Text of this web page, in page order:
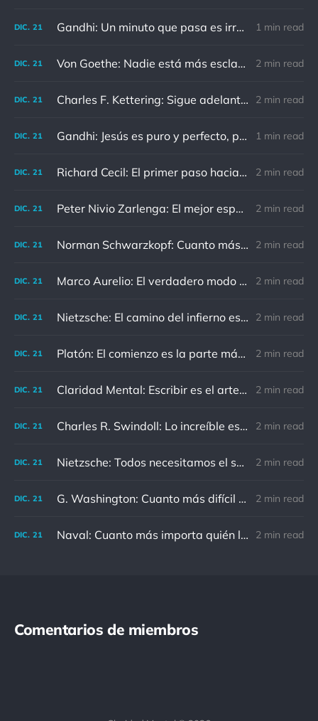
DIC. 21 Gandhi: Un minuto que pasa es irrecuperable. Conociendo esto, ¿cómo podemos malgastar tantas horas? 1 min read
DIC. 21 Von Goethe: Nadie está más esclavizado que aquellos que falsamente creen que son libres. 2 min read
DIC. 21 Charles F. Kettering: Sigue adelante, y es probable que tropieces con algo, tal vez cuando menos lo esperes. Nunca he escuchado hablar de alguien algu 2 min read
DIC. 21 Gandhi: Jesús es puro y perfecto, pero vosotros los cristianos no sois como él. 1 min read
DIC. 21 Richard Cecil: El primer paso hacia el conocimiento es saber que somos ignorantes. 2 min read
DIC. 21 Peter Nivio Zarlenga: El mejor espejo es un viejo amigo. 2 min read
DIC. 21 Norman Schwarzkopf: Cuanto más sudes por la paz, menos sangras por la guerra. 2 min read
DIC. 21 Marco Aurelio: El verdadero modo de vengarse de un enemigo es no parecérsele. 2 min read
DIC. 21 Nietzsche: El camino del infierno está asfaltado de buenas intenciones. 2 min read
DIC. 21 Platón: El comienzo es la parte más importante del trabajo 2 min read
DIC. 21 Claridad Mental: Escribir es el arte de calmar y despejar la mente. 2 min read
DIC. 21 Charles R. Swindoll: Lo increíble es que cada día podemos elegir la actitud que adoptaremos. 2 min read
DIC. 21 Nietzsche: Todos necesitamos el sentido de culpa, pero nadie necesita sentirse culpable. 2 min read
DIC. 21 G. Washington: Cuanto más difícil es el conflicto, mayor es el triunfo. 2 min read
DIC. 21 Naval: Cuanto más importa quién lo ha dicho, menos importa en realidad 2 min read
Comentarios de miembros